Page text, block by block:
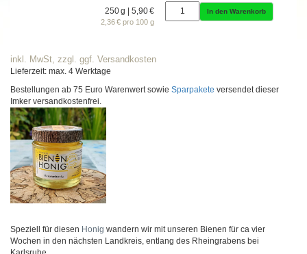
250 g | 5,90 €
2,36 € pro 100 g
In den Warenkorb
inkl. MwSt, zzgl. ggf. Versandkosten
Lieferzeit: max. 4 Werktage
Bestellungen ab 75 Euro Warenwert sowie Sparpakete versendet dieser
Imker versandkostenfrei.
Speziell für diesen Honig wandern wir mit unseren Bienen für ca vier
Wochen in den nächsten Landkreis, entlang des Rheingrabens bei